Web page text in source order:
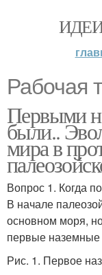
Рабочая
Первыми
были..
мира в
Вопрос 1. Когда
В начале
основном моря,
первые
Рис. 1. Первое